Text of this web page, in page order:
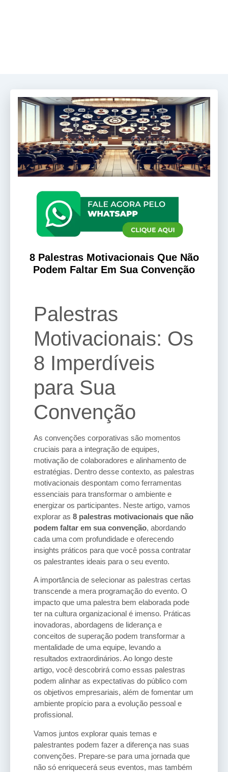
8 Palestras Motivacionais Que Não
Podem Faltar Em Sua Convenção
Palestras
Motivacionais: Os
8 Imperdíveis
para Sua
Convenção
As convenções corporativas são momentos
cruciais para a integração de equipes,
motivação de colaboradores e alinhamento de
estratégias. Dentro desse contexto, as palestras
motivacionais despontam como ferramentas
essenciais para transformar o ambiente e
energizar os participantes. Neste artigo, vamos
explorar as 8 palestras motivacionais que não
podem faltar em sua convenção, abordando
cada uma com profundidade e oferecendo
insights práticos para que você possa contratar
os palestrantes ideais para o seu evento.
A importância de selecionar as palestras certas
transcende a mera programação do evento. O
impacto que uma palestra bem elaborada pode
ter na cultura organizacional é imenso. Práticas
inovadoras, abordagens de liderança e
conceitos de superação podem transformar a
mentalidade de uma equipe, levando a
resultados extraordinários. Ao longo deste
artigo, você descobrirá como essas palestras
podem alinhar as expectativas do público com
os objetivos empresariais, além de fomentar um
ambiente propício para a evolução pessoal e
profissional.
Vamos juntos explorar quais temas e
palestrantes podem fazer a diferença nas suas
convenções. Prepare-se para uma jornada que
não só enriquecerá seus eventos, mas também